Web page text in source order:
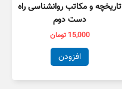
تاریخچه و مکاتب روانشناسی راه
دست دوم
15,000 تومان
افزودن